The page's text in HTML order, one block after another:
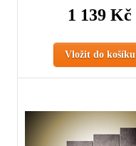
1 139 Kč
Vložit do košíku